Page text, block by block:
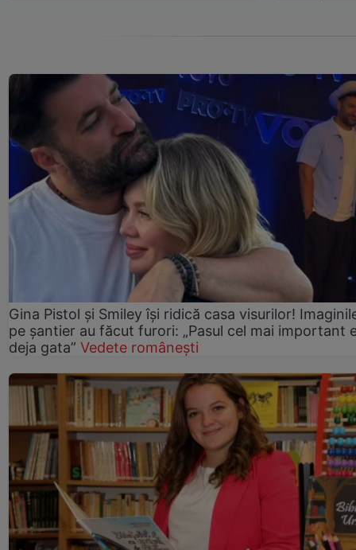
Gina Pistol și Smiley își ridică casa visurilor!
pe șantier au făcut furori: „Pasul cel mai important
deja gata” Vedete românești